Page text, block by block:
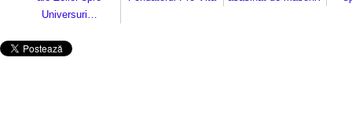
Universuri…